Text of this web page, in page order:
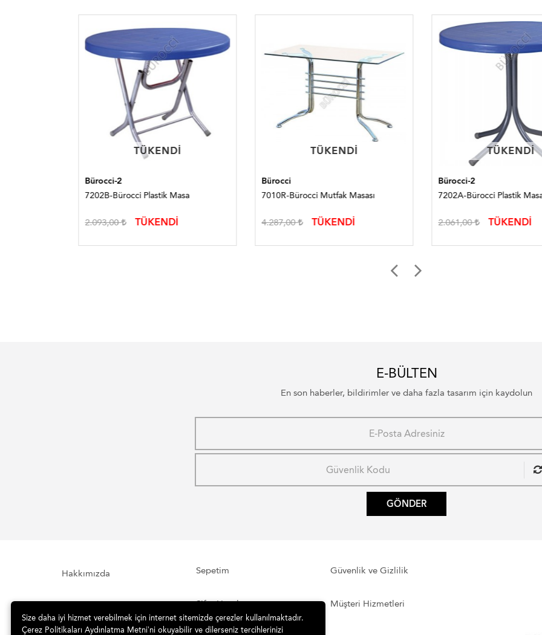
TÜKENDI
TÜKENDI
Bürocci-2
7202B-Bürocci Plastik Masa
2.093,00 TÜKENDİ
TÜKENDI
TÜKENDI
Bürocci
7010R-Bürocci Mutfak Masası
4.287,00 TÜKENDİ
TÜKENDI
TÜKENDI
Bürocci-2
7202A-Bürocci Plastik Masa
2.061,00 TÜKENDİ
E-BÜLTEN
En son haberler, bildirimler ve daha fazla tasarım için kaydolun
GÖNDER
Hakkımızda Sepetim
Şifre Hatırlatma
Güvenlik ve Gizlilik
Müşteri Hizmetleri
Size daha iyi hizmet verebilmek için internet sitemizde çerezler kullanılmaktadır.
Çerez Politikaları Aydınlatma Metni’ni okuyabilir ve dilerseniz tercihlerinizi